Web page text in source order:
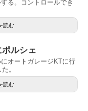
る。コントロールでき
読む
ルシェ
オートガレージKTに行
。
読む